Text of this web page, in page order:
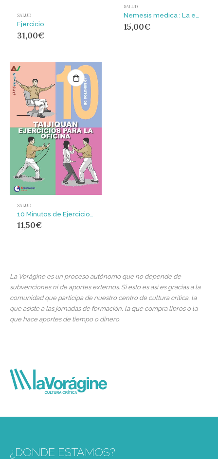
SALUD
Ejercicio
31,00€
SALUD
15,00€
SALUD
11,50€
La Vorágine es un proceso autónomo que no depende de
subvenciones ni de aportes externos. Si esto es así es gracias a la
comunidad que participa de nuestro centro de cultura crítica, la
que asiste a las jornadas de formación, la que compra libros o la
que hace aportes de tiempo o dinero.
¿DONDE ESTAMOS?